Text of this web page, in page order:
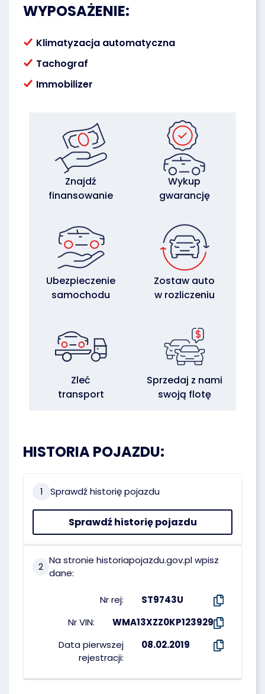
WYPOSAŻENIE:
Klimatyzacja automatyczna
Tachograf
Immobilizer
Znajdź
finansowanie
Wykup
gwarancję
Ubezpieczenie
samochodu
Zostaw auto
w rozliczeniu
Zleć
transport
Sprzedaj z nami
swoją flotę
HISTORIA POJAZDU:
1 Sprawdź historię pojazdu
Sprawdź historię pojazdu
2
Na stronie historiapojazdu.gov.pl wpisz
dane:
Nr rej:
ST9743U
Nr VIN:
WMA13XZZ0KP123929
Data pierwszej
rejestracji:
08.02.2019